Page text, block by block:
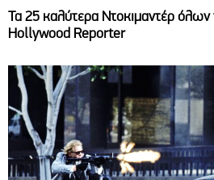
Τα 25 καλύτερα Ντοκιμαντέρ
Hollywood Reporter